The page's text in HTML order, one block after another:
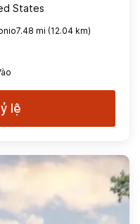
States
mi (12.04 km)
lệ